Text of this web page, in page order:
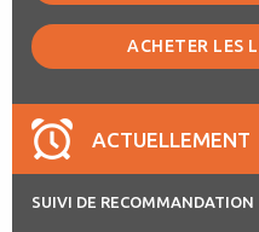
ACHETER LES
ACTUELLEMENT
SUIVI DE RECOMMANDATION